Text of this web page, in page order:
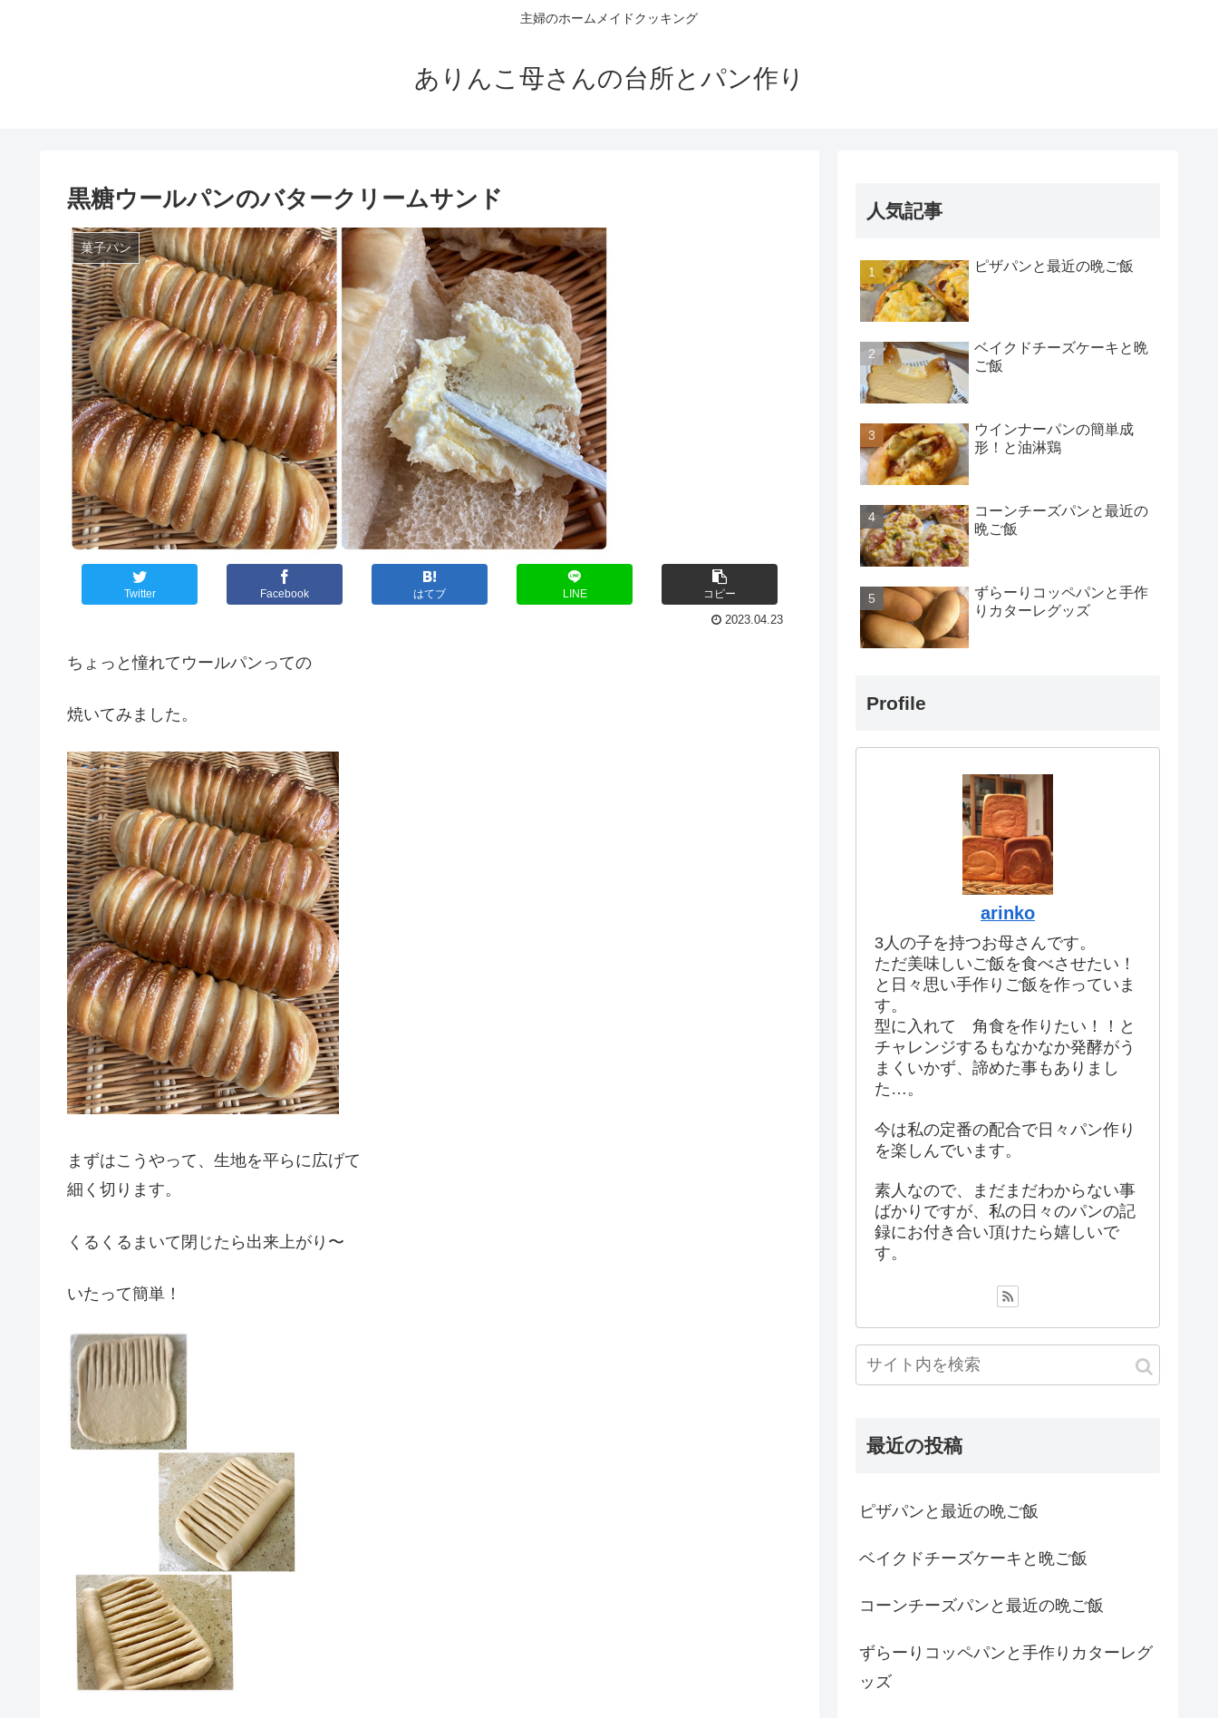
主婦のホームメイドクッキング
ありんこ母さんの台所とパン作り
黒糖ウールパンのバタークリームサンド
菓子パン
Twitter Facebook はてブ LINE コピー
2023.04.23
ちょっと憧れてウールパンっての
焼いてみました。
まずはこうやって、生地を平らに広げて
細く切ります。
くるくるまいて閉じたら出来上がり〜
いたって簡単！
人気記事
ピザパンと最近の晩ご飯
ベイクドチーズケーキと晩
ご飯
ウインナーパンの簡単成
形！と油淋鶏
コーンチーズパンと最近の
晩ご飯
ずらーりコッペパンと手作
りカターレグッズ
Profile
arinko
3人の子を持つお母さんです。
ただ美味しいご飯を食べさせたい！
と日々思い手作りご飯を作っていま
す。
型に入れて 角食を作りたい！！と
チャレンジするもなかなか発酵がう
まくいかず、諦めた事もありまし
た…。
今は私の定番の配合で日々パン作り
を楽しんでいます。
素人なので、まだまだわからない事
ばかりですが、私の日々のパンの記
録にお付き合い頂けたら嬉しいで
す。
最近の投稿
ピザパンと最近の晩ご飯
ベイクドチーズケーキと晩ご飯
コーンチーズパンと最近の晩ご飯
ずらーりコッペパンと手作りカターレグ
ッズ